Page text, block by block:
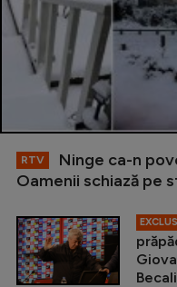
RTV
Ninge ca-n
Oamenii schiază pe